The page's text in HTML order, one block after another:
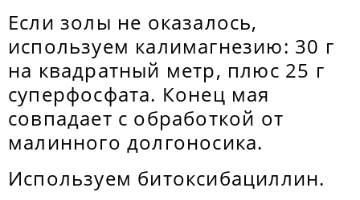
Если золы не оказалось,
используем калимагнезию: 30 г
на квадратный метр, плюс 25 г
суперфосфата. Конец мая
совпадает с обработкой от
малинного долгоносика.
Используем битоксибациллин.